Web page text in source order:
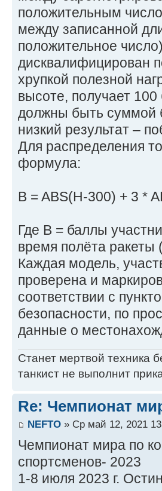
положительным
между записанной
положительное
дисквалифицирован
хрупкой полезной
высоте, получает
должны быть суммой
низкий результат –
Для распределения
формула:
B = ABS(H-300) + 3 *
Где B = баллы
время полёта ракеты
Каждая модель,
проверена и
соответствии с
безопасности, по
данные о
Станет мертвой техника
танкист не выполнит
Re: Чемпионат
NEFTO » Ср май 12, 2021
Чемпионат мира по
спортсменов- 2023
1-8 июля 2023 г.